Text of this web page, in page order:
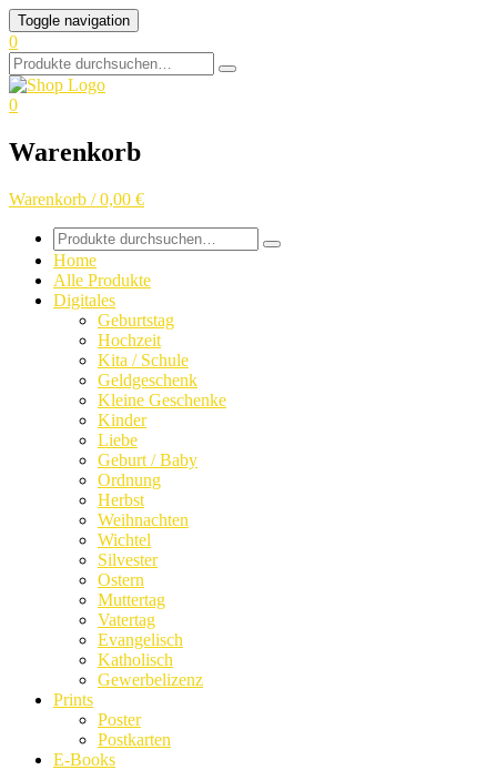
Skip
to
content
Toggle navigation
0
Search
for:
0
Warenkorb
Warenkorb / 0,00 €
Search
for:
Home
Alle Produkte
Digitales
Geburtstag
Hochzeit
Kita / Schule
Geldgeschenk
Kleine Geschenke
Kinder
Liebe
Geburt / Baby
Ordnung
Herbst
Weihnachten
Wichtel
Silvester
Ostern
Muttertag
Vatertag
Evangelisch
Katholisch
Gewerbelizenz
Prints
Poster
Postkarten
E-Books